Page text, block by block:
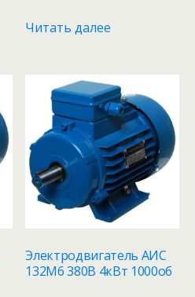
Читать далее
Электродвигатель АИС
132M6 380В 4кВт 1000об